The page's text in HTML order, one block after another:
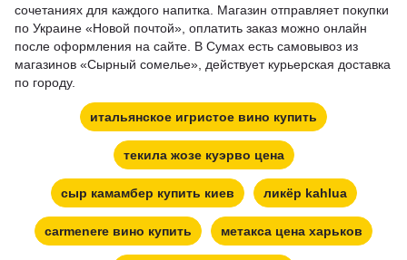
сочетаниях для каждого напитка. Магазин отправляет покупки
по Украине «Новой почтой», оплатить заказ можно онлайн
после оформления на сайте. В Сумах есть самовывоз из
магазинов «Сырный сомелье», действует курьерская доставка
по городу.
итальянское игристое вино купить
текила жозе куэрво цена
сыр камамбер купить киев ликёр kahlua
carmenere вино купить метакса цена харьков